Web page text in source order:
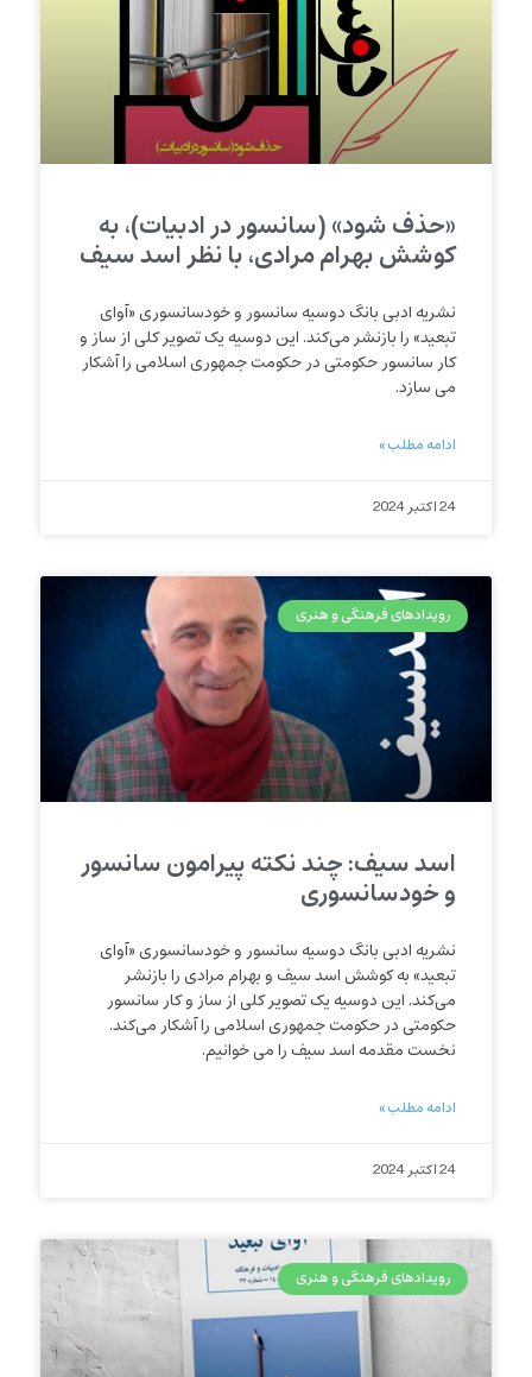
«حذف شود» (سانسور در ادبیات)، به
کوشش بهرام مرادی، با نظر اسد سیف
نشریه ادبی بانگ دوسیه سانسور و خودسانسوری «آوای
تبعید» را بازنشر می‌کند. این دوسیه یک تصویر کلی از ساز و
کار سانسور حکومتی در حکومت جمهوری اسلامی را آشکار
می سازد.
ادامه مطلب »
24 اکتبر 2024
رویدادهای فرهنگی و هنری
اسد سیف: چند نکته پیرامون سانسور
و خودسانسوری
نشریه ادبی بانگ دوسیه سانسور و خودسانسوری «آوای
تبعید» به کوشش اسد سیف و بهرام مرادی را بازنشر
می‌کند. این دوسیه یک تصویر کلی از ساز و کار سانسور
حکومتی در حکومت جمهوری اسلامی را آشکار می‌کند.
نخست مقدمه اسد سیف را می خوانیم.
ادامه مطلب »
24 اکتبر 2024
رویدادهای فرهنگی و هنری